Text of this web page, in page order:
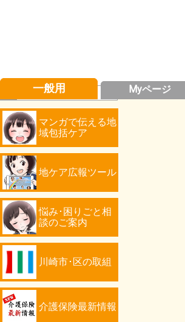
一般用 Myページ
マンガで伝える地
域包括ケア
地ケア広報ツール
悩み･困りごと相
談のご案内
川崎市･区の取組
介護保険最新情報